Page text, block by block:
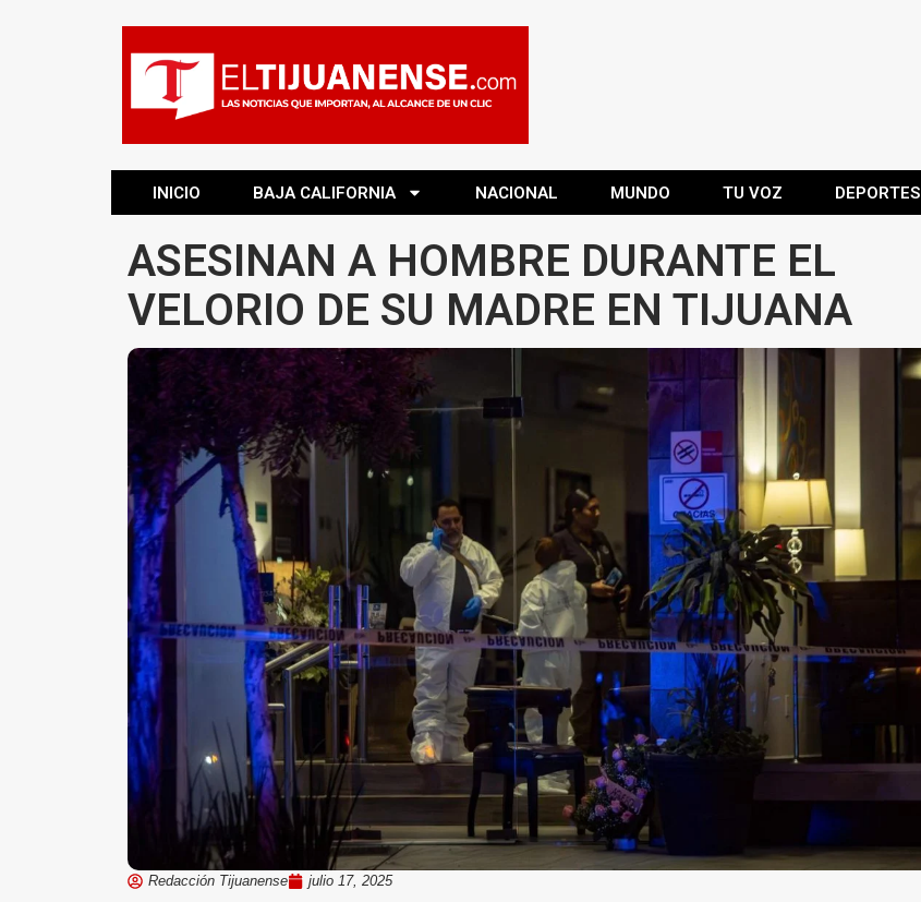
INICIO BAJA CALIFORNIA NACIONAL MUNDO TU VOZ DEPORTES
ASESINAN A HOMBRE DURANTE EL
VELORIO DE SU MADRE EN TIJUANA
Redacción Tijuanense julio 17, 2025